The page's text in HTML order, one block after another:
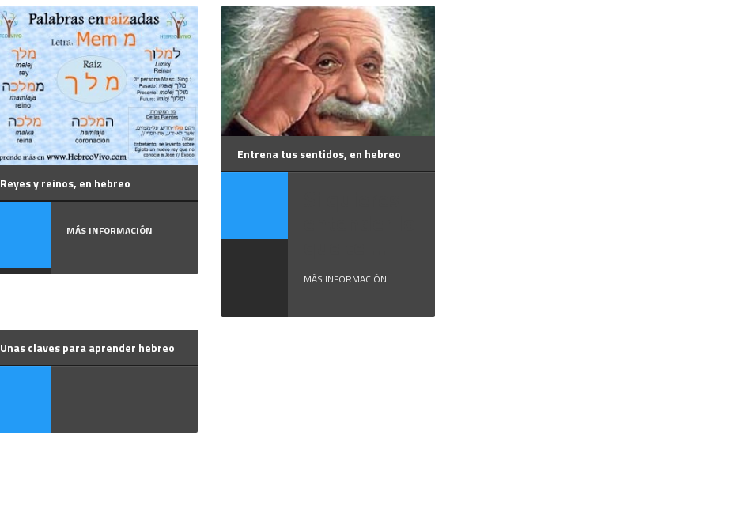
Reyes y reinos, en hebreo
MÁS INFORMACIÓN
Entrena tus sentidos, en hebreo
MÁS INFORMACIÓN
Unas claves para aprender hebreo